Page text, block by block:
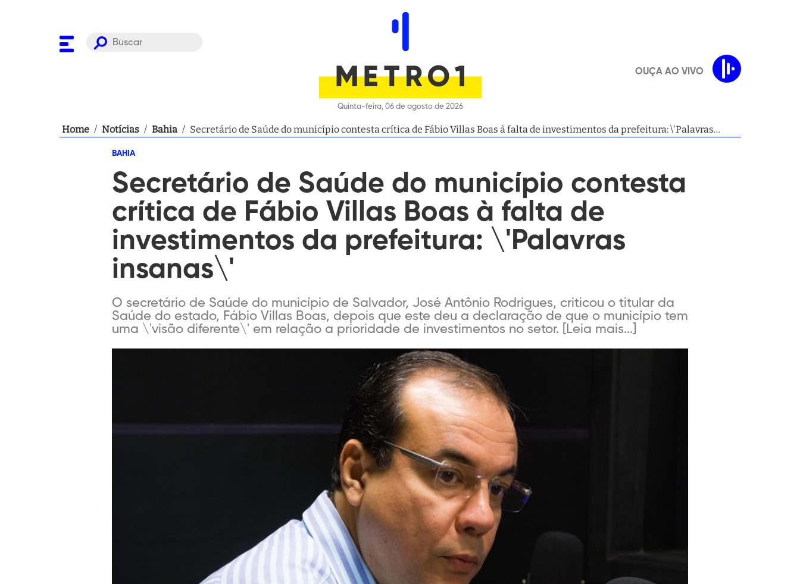
Quinta-feira, 06 de agosto de 2026
OUÇA AO VIVO
Home / Notícias / Bahia / Secretário de Saúde do município contesta crítica de Fábio Villas Boas à falta de investimentos da prefeitura: \'Palavras
BAHIA
Secretário de Saúde do município contesta
crítica de Fábio Villas Boas à falta de
investimentos da prefeitura: \'Palavras
insanas\'
O secretário de Saúde do município de Salvador, José Antônio Rodrigues, criticou o titular da
Saúde do estado, Fábio Villas Boas, depois que este deu a declaração de que o município tem
uma \'visão diferente\' em relação a prioridade de investimentos no setor. [Leia mais...]